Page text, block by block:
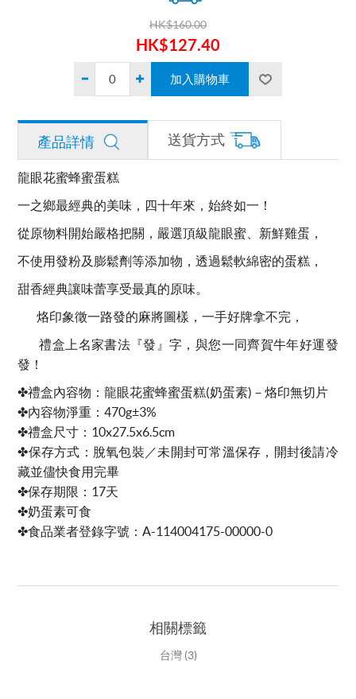
HK$160.00
HK$127.40
產品詳情 送貨方式
龍眼花蜜蜂蜜蛋糕
一之鄉最經典的美味，四十年來，始終如一！
從原物料開始嚴格把關，嚴選頂級龍眼蜜、新鮮雞蛋，
不使用發粉及膨鬆劑等添加物，透過鬆軟綿密的蛋糕，
甜香經典讓味蕾享受最真的原味。
烙印象徵一路發的麻將圖樣，一手好牌拿不完，
禮盒上名家書法『發』字，與您一同齊賀牛年好運發
發！
✤禮盒內容物：龍眼花蜜蜂蜜蛋糕(奶蛋素)－烙印無切片
✤內容物淨重：470g±3%
✤禮盒尺寸：10x27.5x6.5cm
✤保存方式：脫氧包裝／未開封可常溫保存，開封後請冷
藏並儘快食用完畢
✤保存期限：17天
✤奶蛋素可食
✤食品業者登錄字號：A-114004175-00000-0
相關標籤
台灣 (3)